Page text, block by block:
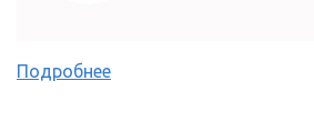
Подробнее